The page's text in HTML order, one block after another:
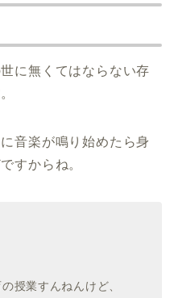
に無くてはならない存
音楽が鳴り始めたら身
すからね。
授業すんねんけど、